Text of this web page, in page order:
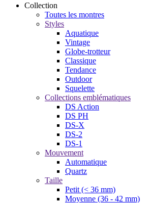
Collection
Toutes les montres
Styles
Aquatique
Vintage
Globe-trotteur
Classique
Tendance
Outdoor
Squelette
Collections emblématiques
DS Action
DS PH
DS-X
DS-2
DS-1
Mouvement
Automatique
Quartz
Taille
Petit (< 36 mm)
Moyenne (36 - 42 mm)